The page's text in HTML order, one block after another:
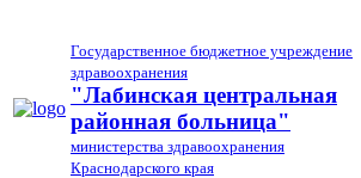
Государственное бюджетное учреждение
здравоохранения
"Лабинская центральная
районная больница"
министерства здравоохранения
Краснодарского края